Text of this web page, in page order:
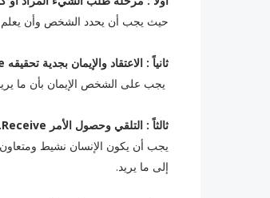
حيث يجب أن يحدد الشخص وأن يعلم
ثانياً : الاعتقاد والإيمان بجدية تحقيقه Believe .
يجب على الشخص الإيمان بأن ما
ثالثاً : التلقي وحصول الأمر Receive.
يجب أن يكون الإنسان نشيط
إلى ما يريد.